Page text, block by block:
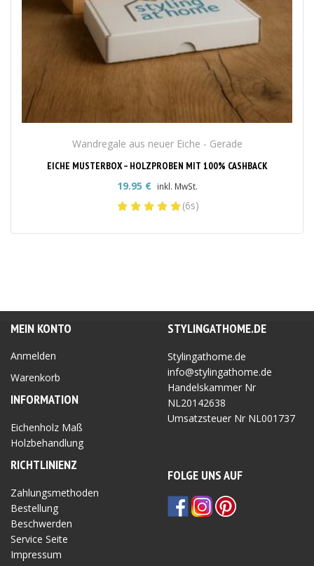
Wandregale aus neuer Eiche - Gerade
EICHE MUSTERBOX – HOLZPROBEN MIT 100% CASHBACK
19.95 € inkl. MwSt.
(6s)
MEIN KONTO
Anmelden
Warenkorb
INFORMATION
Eichenholz Maß
Holzbehandlung
RICHTLINIENZ
Zahlungsmethoden
Bestellung
Beschwerden
Service Seite
Impressum
STYLINGATHOME.DE
Stylingathome.de
info@stylingathome.de
Handelskammer Nr
NL20142638
Umsatzsteuer Nr NL001737
FOLGE UNS AUF